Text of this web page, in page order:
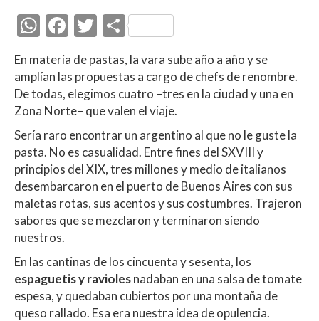
W
at
s
A
p
p
F
ac
e
b
o
o
k
T
itt
er
C
o
m
p
ar
ti
r
En materia de pastas, la vara sube año a año y se
amplían las propuestas a cargo de chefs de renombre.
De todas, elegimos cuatro –tres en la ciudad y una en
Zona Norte– que valen el viaje.
Sería raro encontrar un argentino al que no le guste la
pasta. No es casualidad. Entre fines del SXVIII y
principios del XIX, tres millones y medio de italianos
desembarcaron en el puerto de Buenos Aires con sus
maletas rotas, sus acentos y sus costumbres. Trajeron
sabores que se mezclaron y terminaron siendo
nuestros.
En las cantinas de los cincuenta y sesenta, los
espaguetis y raviolesnadaban en una salsa de tomate
espesa, y quedaban cubiertos por una montaña de
queso rallado. Esa era nuestra idea de opulencia.